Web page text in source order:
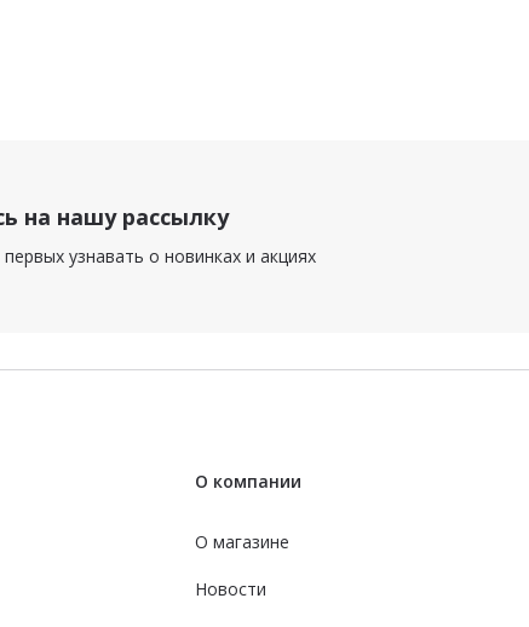
на нашу рассылку
узнавать о новинках и акциях
О компании
О магазине
Новости